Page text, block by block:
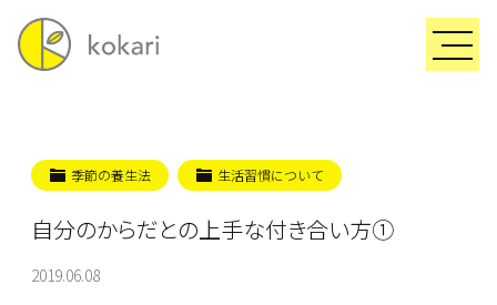
季節の養生法 生活習慣について
自分のからだとの上手な付き合い方①
2019.06.08